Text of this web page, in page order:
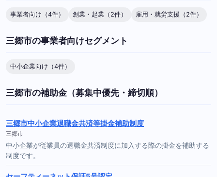
事業者向け（4件） 創業・起業（2件） 雇用・就労支援（2件）
三郷市の事業者向けセグメント
中小企業向け（4件）
三郷市の補助金（募集中優先・締切順）
三郷市中小企業退職金共済等掛金補助制度
三郷市
中小企業が従業員の退職金共済制度に加入する際の掛金を補助する
制度です。